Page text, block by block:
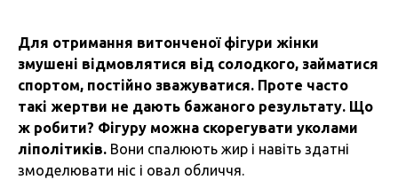
Для отримання витонченої фігури жінки
змушені відмовлятися від солодкого, займатися
спортом, постійно зважуватися. Проте часто
такі жертви не дають бажаного результату. Що
ж робити? Фігуру можна скорегувати уколами
ліполітиків. Вони спалюють жир і навіть здатні
змоделювати ніс і овал обличчя.